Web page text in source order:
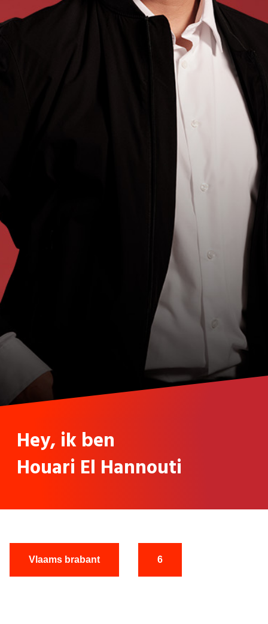
Hey, ik ben
Houari El Hannouti
Vlaams brabant 6